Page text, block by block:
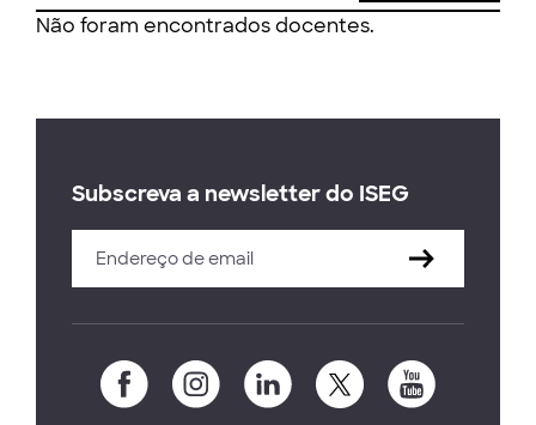
Não foram encontrados docentes.
Subscreva a newsletter do ISEG